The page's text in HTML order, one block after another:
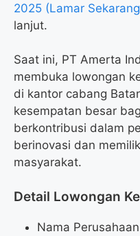
2025 (Lamar
lanjut.
Saat ini, PT Amerta
membuka lowongan
di kantor cabang
kesempatan besar
berkontribusi dalam
berinovasi dan
masyarakat.
Detail Lowongan
Nama